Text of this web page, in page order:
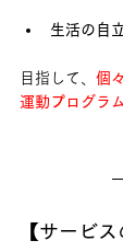
生活の自
目指して、 個
運動プログラ
【サービス